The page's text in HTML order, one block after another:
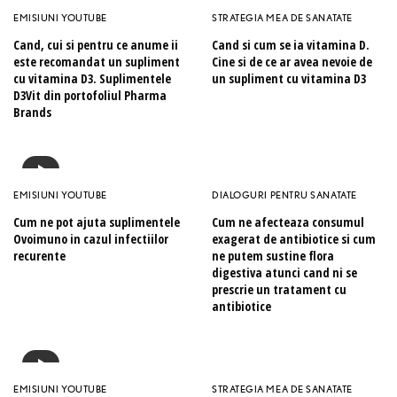
EMISIUNI YOUTUBE
Cand, cui si pentru ce anume ii
este recomandat un supliment
cu vitamina D3. Suplimentele
D3Vit din portofoliul Pharma
Brands
STRATEGIA MEA DE SANATATE
Cand si cum se ia vitamina D.
Cine si de ce ar avea nevoie de
un supliment cu vitamina D3
EMISIUNI YOUTUBE
Cum ne pot ajuta suplimentele
Ovoimuno in cazul infectiilor
recurente
DIALOGURI PENTRU SANATATE
Cum ne afecteaza consumul
exagerat de antibiotice si cum
ne putem sustine flora
digestiva atunci cand ni se
prescrie un tratament cu
antibiotice
EMISIUNI YOUTUBE STRATEGIA MEA DE SANATATE